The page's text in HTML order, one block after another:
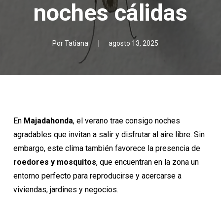
noches cálidas
Por Tatiana agosto 13, 2025
En Majadahonda, el verano trae consigo noches
agradables que invitan a salir y disfrutar al aire libre. Sin
embargo, este clima también favorece la presencia de
roedores y mosquitos, que encuentran en la zona un
entorno perfecto para reproducirse y acercarse a
viviendas, jardines y negocios.